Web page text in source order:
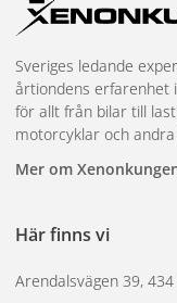
Sveriges ledande
årtiondens erfarenhet
för allt från bilar till
motorcyklar och
Mer om
Här finns vi
Arendalsvägen 39,